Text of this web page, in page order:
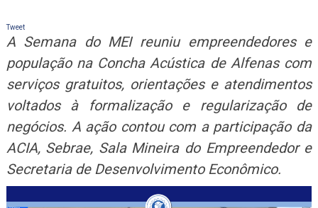
Tweet
A Semana do MEI reuniu empreendedores e
população na Concha Acústica de Alfenas com
serviços gratuitos, orientações e atendimentos
voltados à formalização e regularização de
negócios. A ação contou com a participação da
ACIA, Sebrae, Sala Mineira do Empreendedor e
Secretaria de Desenvolvimento Econômico.